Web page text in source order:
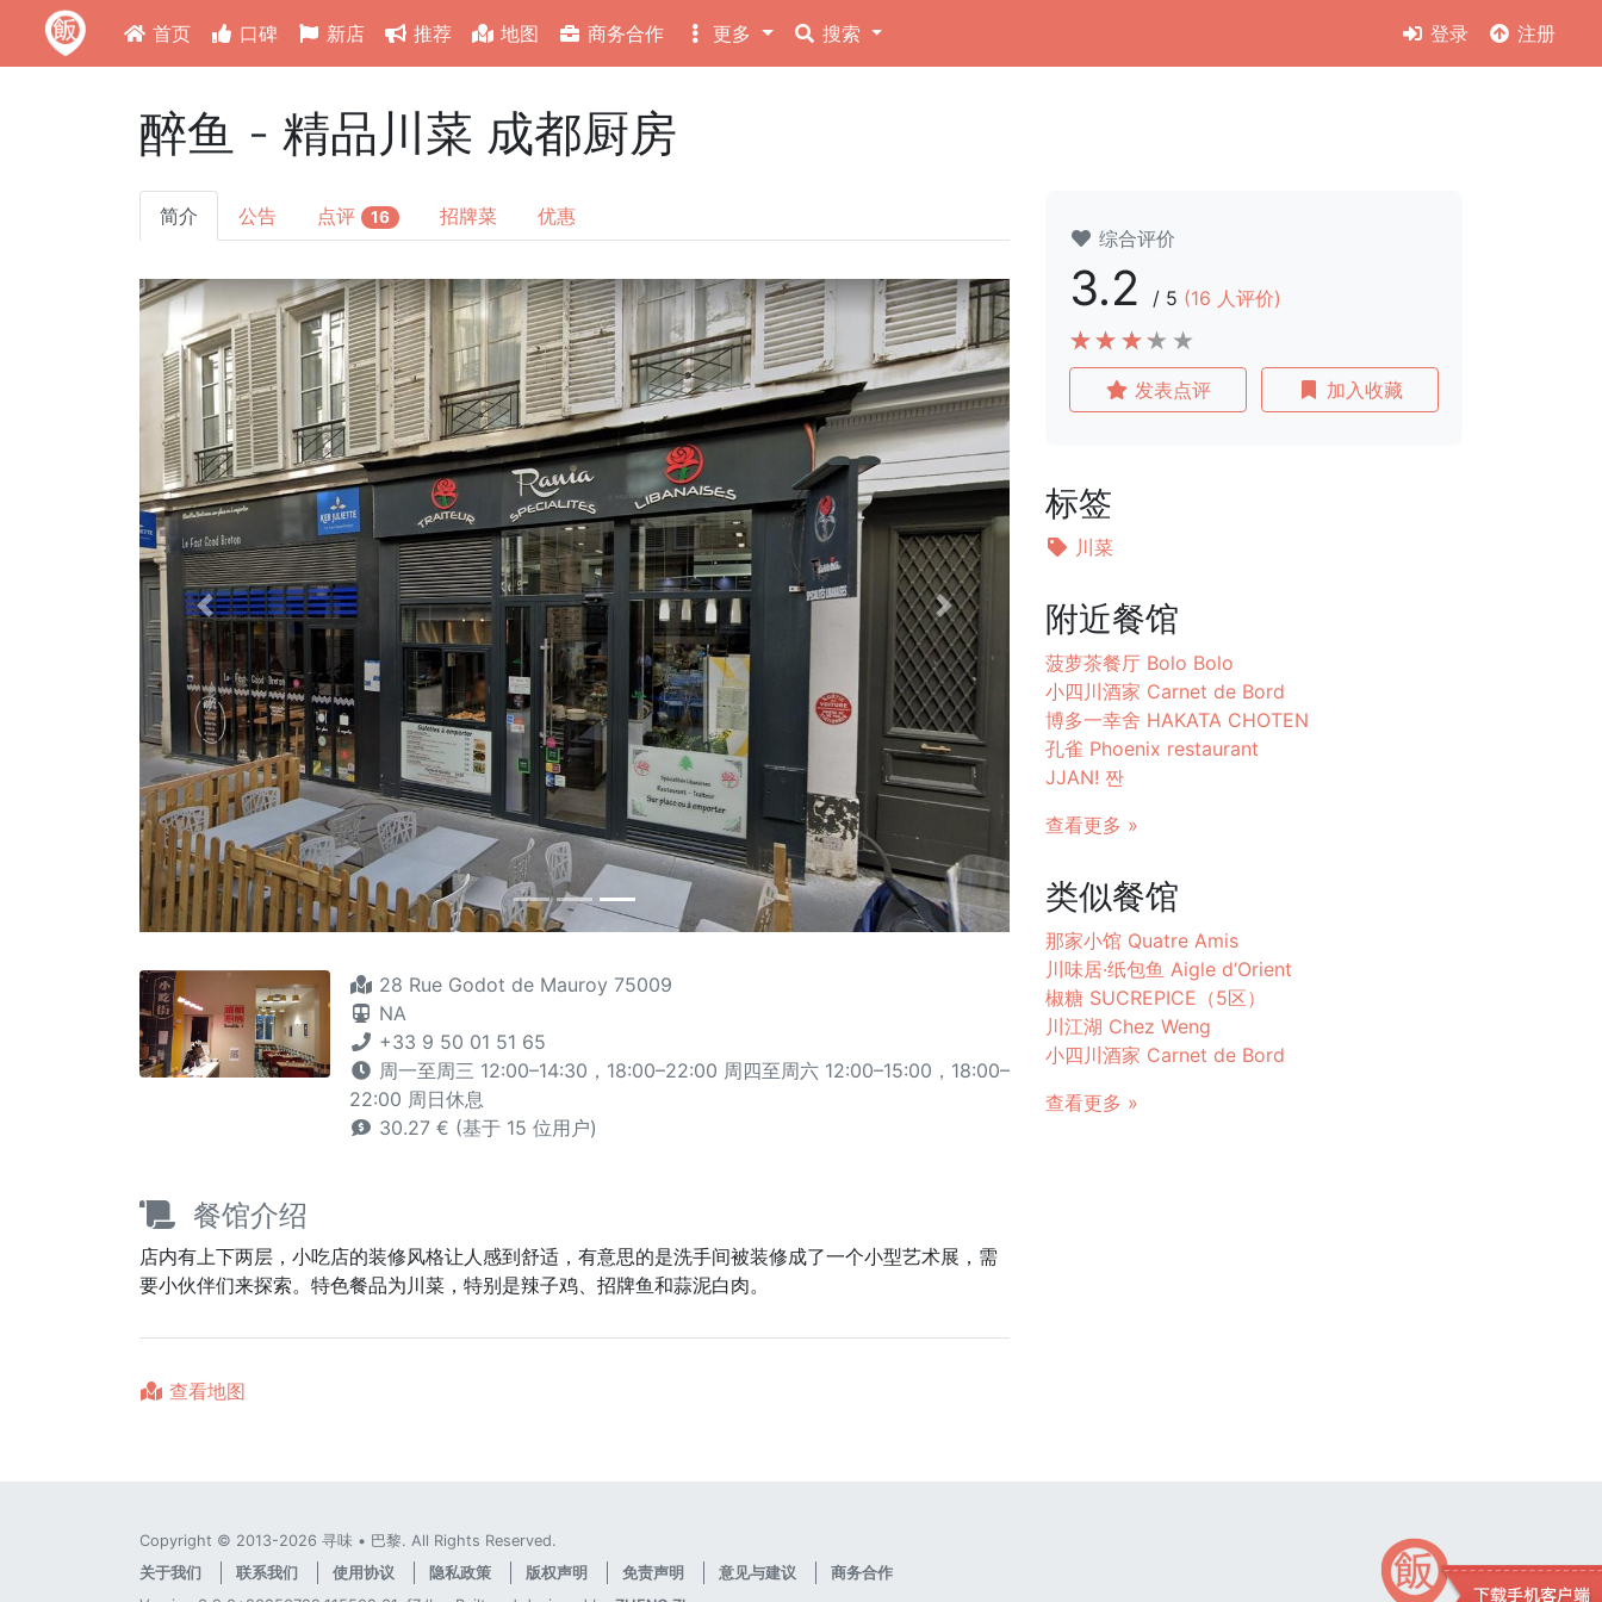
首页 口碑 新店 推荐 地图 商务合作 更多 搜索 登录 注册
醉鱼 - 精品川菜 成都厨房
简介 公告 点评 16 招牌菜 优惠
Previous Next
28 Rue Godot de Mauroy 75009
NA
+33 9 50 01 51 65
周一至周三 12:00–14:30，18:00–22:00 周四至周六 12:00–15:00，18:00–
22:00 周日休息
30.27 € (基于 15 位用户)
餐馆介绍
店内有上下两层，小吃店的装修风格让人感到舒适，有意思的是洗手间被装修成了一个小型艺术展，需
要小伙伴们来探索。特色餐品为川菜，特别是辣子鸡、招牌鱼和蒜泥白肉。
查看地图
综合评价
3.2 / 5 (16 人评价)
发表点评 加入收藏
标签
川菜
附近餐馆
菠萝茶餐厅 Bolo Bolo
小四川酒家 Carnet de Bord
博多一幸舍 HAKATA CHOTEN
孔雀 Phoenix restaurant
JJAN! 짠
查看更多 »
类似餐馆
那家小馆 Quatre Amis
川味居·纸包鱼 Aigle d’Orient
椒糖 SUCREPICE（5区）
川江湖 Chez Weng
小四川酒家 Carnet de Bord
查看更多 »
Copyright © 2013-2026 寻味 • 巴黎. All Rights Reserved.
关于我们
联系我们 使用协议 隐私政策 版权声明 免责声明 意见与建议
商务合作